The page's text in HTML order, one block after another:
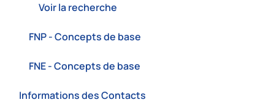
Voir la recherche
FNP - Concepts de base
FNE - Concepts de base
Informations des Contacts